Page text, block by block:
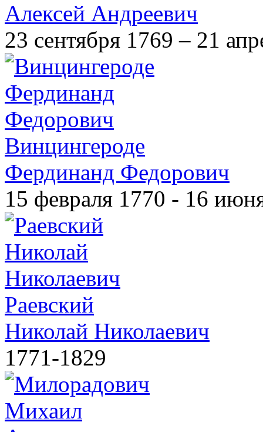
Алексей Андреевич
23 сентября 1769 – 21
Винцингероде
Фердинанд Федорович
15 февраля 1770 - 16
Раевский
Николай Николаевич
1771-1829